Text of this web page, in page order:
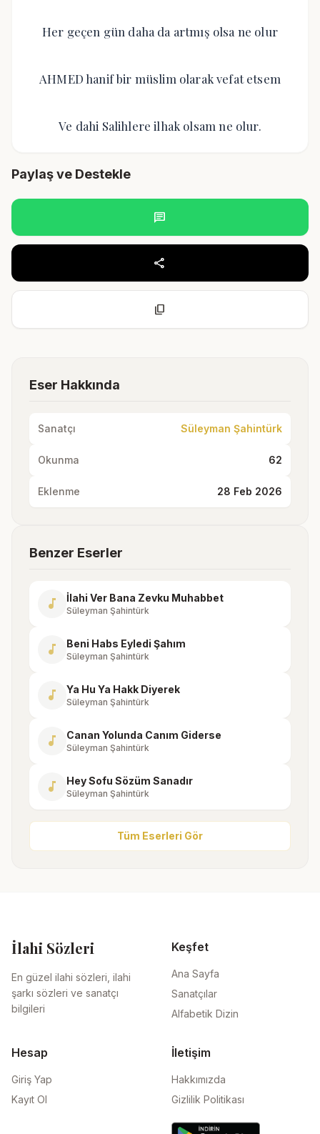
Her geçen gün daha da artmış olsa ne olur
AHMED hanif bir müslim olarak vefat etsem
Ve dahi Salihlere ilhak olsam ne olur.
Paylaş ve Destekle
chat
share
content_copy
Eser Hakkında
Sanatçı Süleyman Şahintürk
Okunma 62
Eklenme 28 Feb 2026
Benzer Eserler
music_note İlahi Ver Bana Zevku Muhabbet
Süleyman Şahintürk
music_note Beni Habs Eyledi Şahım
Süleyman Şahintürk
music_note Ya Hu Ya Hakk Diyerek
Süleyman Şahintürk
music_note Canan Yolunda Canım Giderse
Süleyman Şahintürk
music_note Hey Sofu Sözüm Sanadır
Süleyman Şahintürk
Tüm Eserleri Gör
İlahi Sözleri
En güzel ilahi sözleri, ilahi
şarkı sözleri ve sanatçı
bilgileri
Keşfet
Ana Sayfa
Sanatçılar
Alfabetik Dizin
Hesap
Giriş Yap
Kayıt Ol
İletişim
Hakkımızda
Gizlilik Politikası